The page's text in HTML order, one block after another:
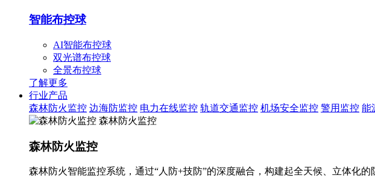
智能布控球
AI智能布控球
双光谱布控球
全景布控球
了解更多
行业产品
森林防火监控 边海防监控 电力在线监控 轨道交通监控 机场安全监控 警用监控 能
森林防火监控
森林防火监控
森林防火智能监控系统，通过“人防+技防”的深度融合，构建起全天候、立体化